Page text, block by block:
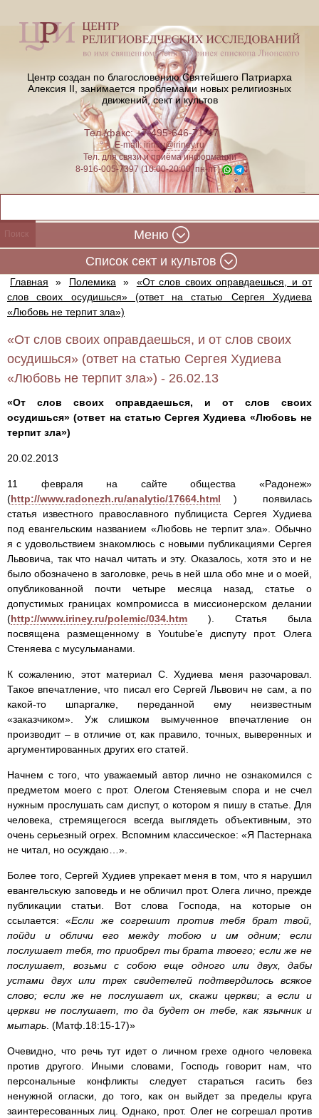
Центр создан по благословению Святейшего Патриарха
Алексия II, занимается проблемами новых религиозных
движений, сект и культов
Тел./факс: +7-495-646-71-47
E-mail:iriney@iriney.ru
Тел. для связи и приёма информации
8-916-005-7397 (10:00-20:00, пн-пт)
Меню
Cписок сект и культов
Главная » Полемика »
«От слов своих оправдаешься, и от
слов своих осудишься» (ответ на статью Сергея Худиева
«Любовь не терпит зла»)
«От слов своих оправдаешься, и от слов своих
осудишься» (ответ на статью Сергея Худиева
«Любовь не терпит зла») - 26.02.13
«От слов своих оправдаешься, и от слов своих
осудишься» (ответ на статью Сергея Худиева «Любовь не
терпит зла»)
20.02.2013
11 февраля на сайте общества «Радонеж»
(http://www.radonezh.ru/analytic/17664.html ) появилась
статья известного православного публициста Сергея Худиева
под евангельским названием «Любовь не терпит зла». Обычно
я с удовольствием знакомлюсь с новыми публикациями Сергея
Львовича, так что начал читать и эту. Оказалось, хотя это и не
было обозначено в заголовке, речь в ней шла обо мне и о моей,
опубликованной почти четыре месяца назад, статье о
допустимых границах компромисса в миссионерском делании
(http://www.iriney.ru/polemic/034.htm ). Статья была
посвящена размещенному в Youtube’е диспуту прот. Олега
Стеняева с мусульманами.
К сожалению, этот материал С. Худиева меня разочаровал.
Такое впечатление, что писал его Сергей Львович не сам, а по
какой-то шпаргалке, переданной ему неизвестным
«заказчиком». Уж слишком вымученное впечатление он
производит – в отличие от, как правило, точных, выверенных и
аргументированных других его статей.
Начнем с того, что уважаемый автор лично не ознакомился с
предметом моего с прот. Олегом Стеняевым спора и не счел
нужным прослушать сам диспут, о котором я пишу в статье. Для
человека, стремящегося всегда выглядеть объективным, это
очень серьезный огрех. Вспомним классическое: «Я Пастернака
не читал, но осуждаю…».
Более того, Сергей Худиев упрекает меня в том, что я нарушил
евангельскую заповедь и не обличил прот. Олега лично, прежде
публикации статьи. Вот слова Господа, на которые он
ссылается: «Если же согрешит против тебя брат твой,
пойди и обличи его между тобою и им одним; если
послушает тебя, то приобрел ты брата твоего; если же не
послушает, возьми с собою еще одного или двух, дабы
устами двух или трех свидетелей подтвердилось всякое
слово; если же не послушает их, скажи церкви; а если и
церкви не послушает, то да будет он тебе, как язычник и
мытарь . (Матф.18:15-17)»
Очевидно, что речь тут идет о личном грехе одного человека
против другого. Иными словами, Господь говорит нам, что
персональные конфликты следует стараться гасить без
ненужной огласки, до того, как он выйдет за пределы круга
заинтересованных лиц. Однако, прот. Олег не согрешал против